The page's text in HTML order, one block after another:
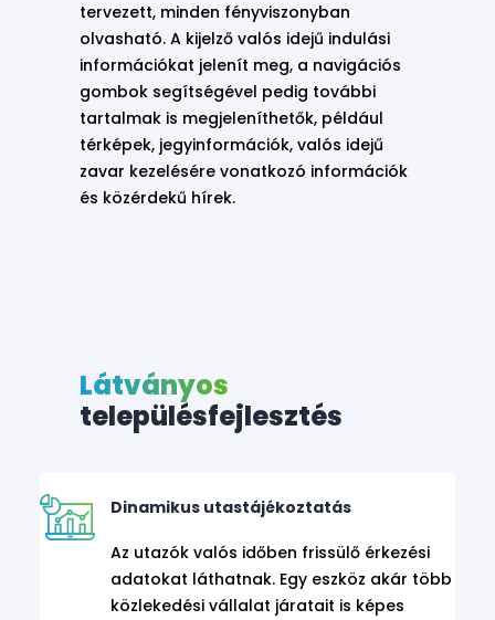
tervezett, minden fényviszonyban
olvasható. A kijelző valós idejű indulási
információkat jelenít meg, a navigációs
gombok segítségével pedig további
tartalmak is megjeleníthetők, például
térképek, jegyinformációk, valós idejű
zavar kezelésére vonatkozó információk
és közérdekű hírek.
Látványos
településfejlesztés
Dinamikus utastájékoztatás
Az utazók valós időben frissülő érkezési
adatokat láthatnak. Egy eszköz akár több
közlekedési vállalat járatait is képes